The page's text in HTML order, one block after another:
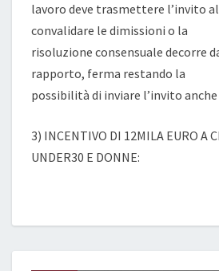
lavoro deve trasmettere l’invito
convalidare le dimissioni o la
risoluzione consensuale decorre
rapporto, ferma restando la
possibilità di inviare l’invito
3) INCENTIVO DI 12MILA EURO A
UNDER30 E DONNE: